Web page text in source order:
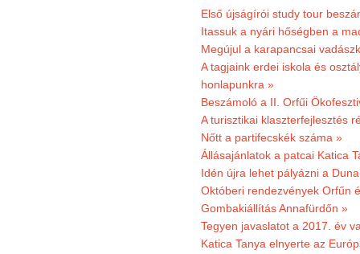
Első újságírói study tour
Itassuk a nyári hőségben a
Megújul a karapancsai
A tagjaink erdei iskola és
honlapunkra »
Beszámoló a II. Orfűi
A turisztikai klaszterfejlesztés
Nőtt a partifecskék száma »
Állásajánlatok a patcai Katica
Idén újra lehet pályázni a
Októberi rendezvények Orfűn
Gombakiállítás Annafürdőn »
Tegyen javaslatot a 2017. év
Katica Tanya elnyerte az